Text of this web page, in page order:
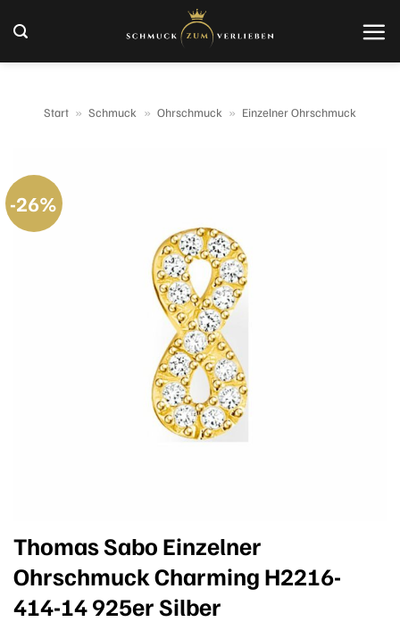
Inhalt
springen
Start » Schmuck » Ohrschmuck » Einzelner Ohrschmuck
-26%
Thomas Sabo Einzelner
Ohrschmuck Charming H2216-
414-14 925er Silber